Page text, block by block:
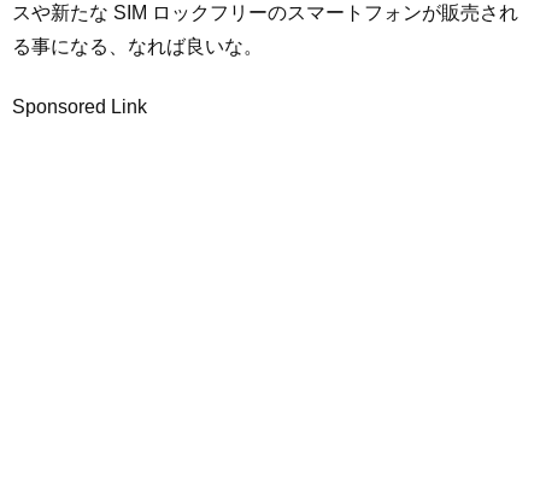
スや新たな SIM ロックフリーのスマートフォンが販売され
る事になる、なれば良いな。
Sponsored Link